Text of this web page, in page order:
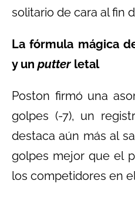
solitario de cara al fin
La fórmula mágica
y un putter letal
Poston firmó una
golpes (-7), un
destaca aún más al
golpes mejor que el
los competidores en